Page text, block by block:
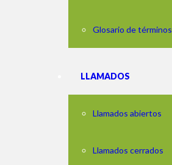
Glosario de términos
LLAMADOS
Llamados abiertos
Llamados cerrados